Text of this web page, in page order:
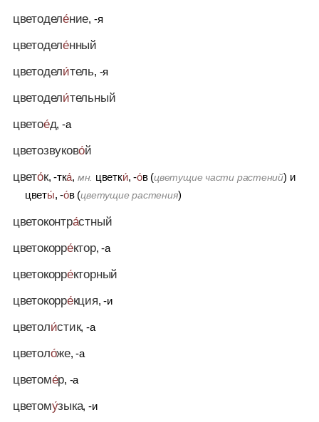
цветоделе́ние, -я
цветоделе́нный
цветодели́тель, -я
цветодели́тельный
цветое́д, -а
цветозвуково́й
цвето́к, -тка́, мн. цветки́, -о́в (цветущие части растений) и
цветы́, -о́в (цветущие растения)
цветоконтра́стный
цветокорре́ктор, -а
цветокорре́кторный
цветокорре́кция, -и
цветоли́стик, -а
цветоло́же, -а
цветоме́р, -а
цветому́зыка, -и